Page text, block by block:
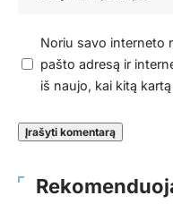
Noriu savo interneto
pašto adresą ir
iš naujo, kai kitą